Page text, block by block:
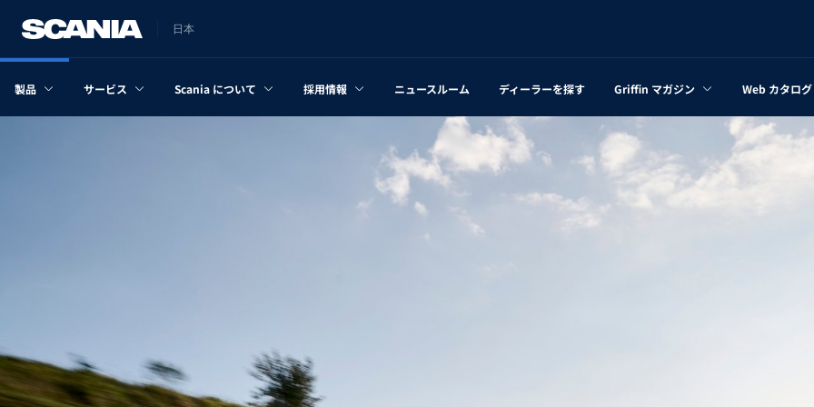
日本
製品 サービス Scania について 採用情報 ニュースルーム ディーラーを探す Griffin マガジン Web カタログ